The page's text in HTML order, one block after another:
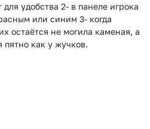
удобства 2- в панеле игрока
или синим 3- когда
остаётся не могила каменая, а
пятно как у жучков.